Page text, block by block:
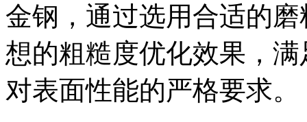
金钢，通过选用合适的
想的粗糙度优化效果，
对表面性能的严格要求。